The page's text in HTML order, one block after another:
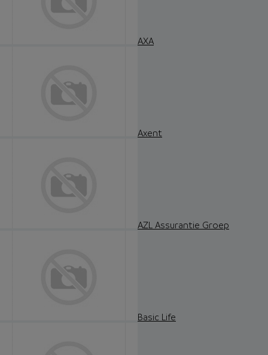
AXA
Axent
AZL Assurantie Groep
Basic Life